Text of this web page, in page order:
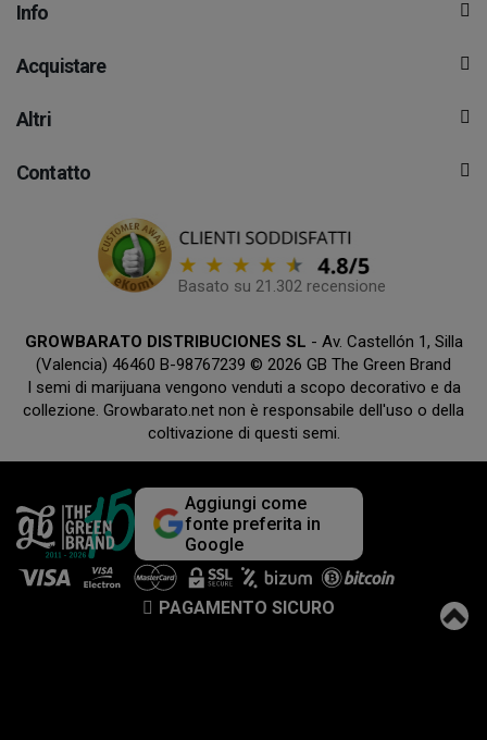
Info
Acquistare
Altri
Contatto
Basato su 21.302 recensione
GROWBARATO DISTRIBUCIONES SL - Av. Castellón 1, Silla
(Valencia) 46460 B-98767239 © 2026 GB The Green Brand
I semi di marijuana vengono venduti a scopo decorativo e da
collezione. Growbarato.net non è responsabile dell'uso o della
coltivazione di questi semi.
Aggiungi come
fonte preferita in
Google
PAGAMENTO SICURO